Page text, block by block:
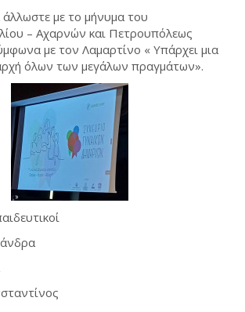
με το μήνυμα του
– Αχαρνών και Πετρουπόλεως
με τον Λαμαρτίνο « Υπάρχει μια
όλων των μεγάλων πραγμάτων».